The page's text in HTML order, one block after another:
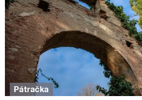
Pátračka